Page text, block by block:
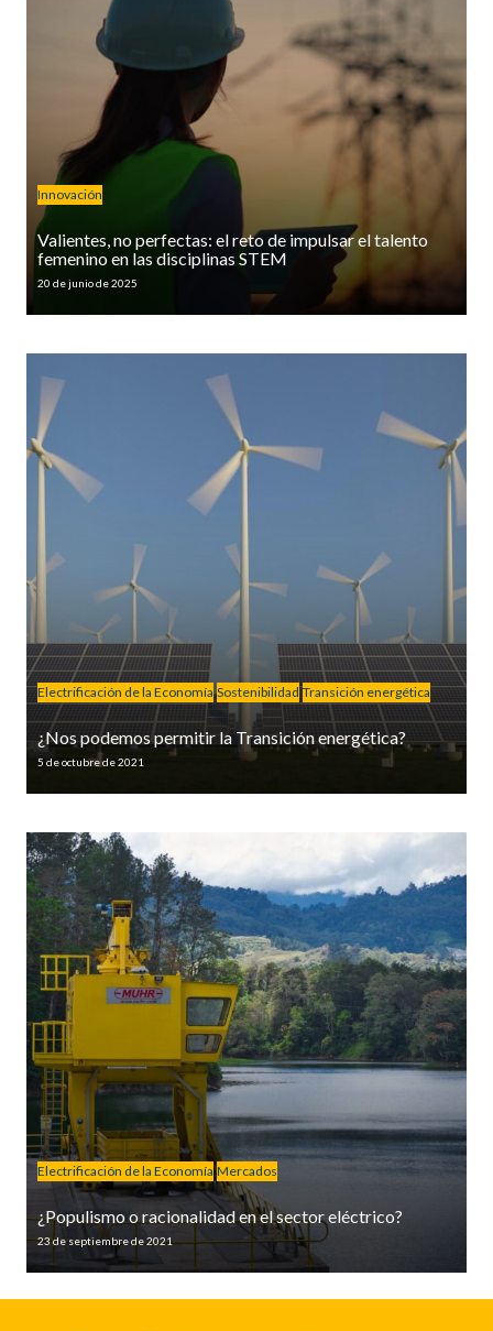
Innovación
Valientes, no perfectas: el reto de impulsar el talento
femenino en las disciplinas STEM
20 de junio de 2025
Electrificación de la Economía Sostenibilidad Transición energética
¿Nos podemos permitir la Transición energética?
5 de octubre de 2021
Electrificación de la Economía Mercados
¿Populismo o racionalidad en el sector eléctrico?
23 de septiembre de 2021